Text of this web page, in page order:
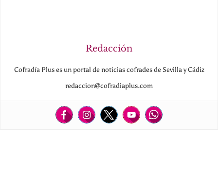
Redacción
Cofradía Plus es un portal de noticias cofrades de Sevilla y Cádiz
redaccion@cofradiaplus.com